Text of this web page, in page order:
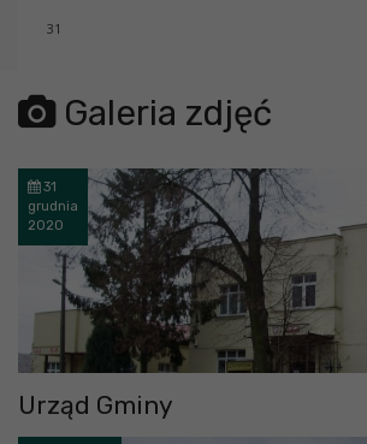
31
error getting json:
Galeria zdjęć
31
grudnia
2020
Urząd Gminy